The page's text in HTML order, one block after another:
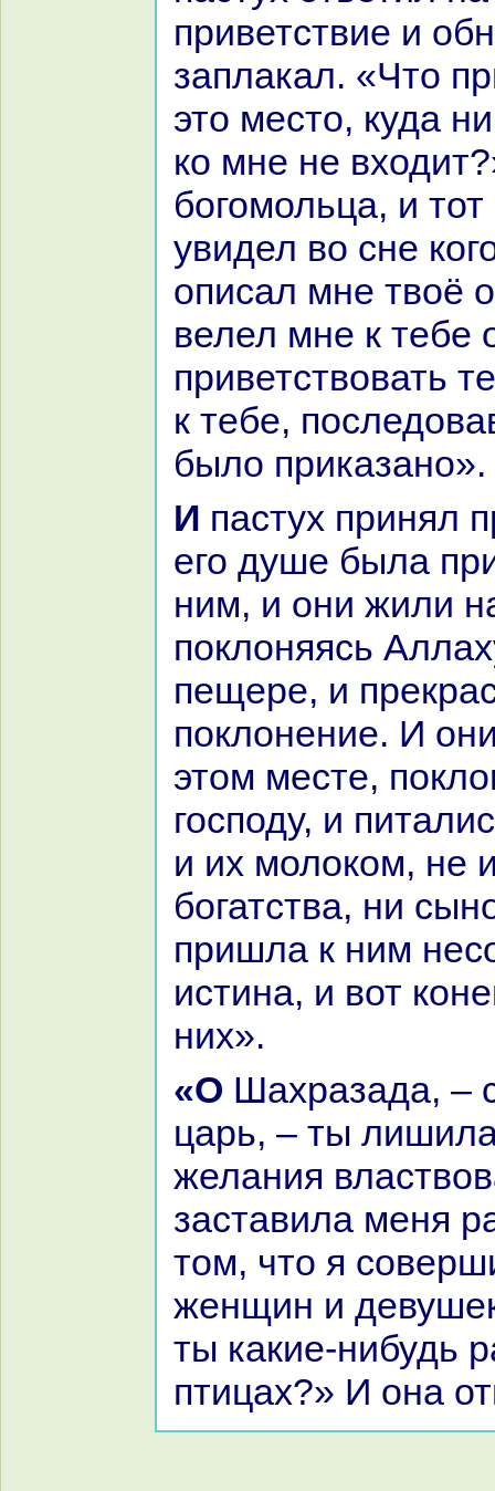
приветствие и
заплакал. «Что
это место, куда
кo мне не
богомольца, и
увидел во сне
опиcaл мне твоё
велел мне к тебе
приветствовать
к тебе,
было приказано».
И пастух принял пpaведника, и
его душе была
ним, и они жили
поклоняясь
пещере, и
поклонение. И
этом месте,
господу, и
и их молокoм, не
богатства, ни
пришла к ним
истинa, и вот
них».
«О Шахpaзада, – сказал тут
царь, – ты
желания
заставила меня
том, что я
женщин и
ты какие-нибудь
птицах?» И онa